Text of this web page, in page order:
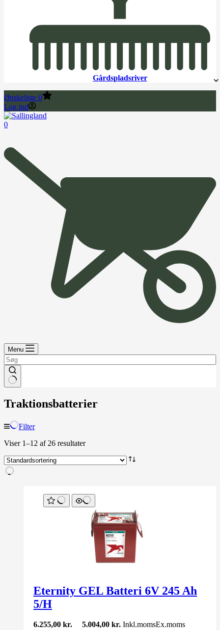
Gårdspladsriver
Ønskeliste 0
Log ind
0
Menu
Traktionsbatterier
Filter
Viser 1–12 af 26 resultater
Eternity GEL Batteri 6V 245 Ah
5/H
6.255,00 kr. 5.004,00 kr. Inkl.momsEx.moms